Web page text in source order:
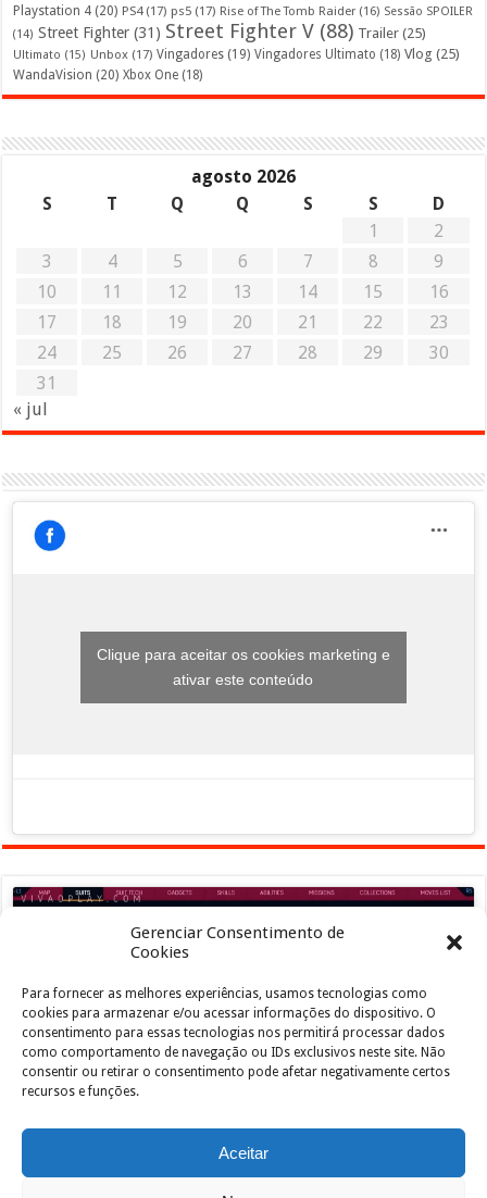
Gerenciar Consentimento de
Cookies
Para fornecer as melhores experiências, usamos tecnologias como
cookies para armazenar e/ou acessar informações do dispositivo. O
consentimento para essas tecnologias nos permitirá processar dados
como comportamento de navegação ou IDs exclusivos neste site. Não
consentir ou retirar o consentimento pode afetar negativamente certos
recursos e funções.
Aceitar
Playstation 4 (20) PS4(17) ps5 (17) Rise of The Tomb Raider (16) Sessão SPOILER
(14) Street Fighter (31) Street Fighter V (88) Trailer (25)
Ultimato (15) Unbox (17) Vingadores (19) Vingadores Ultimato (18) Vlog (25)
WandaVision (20) Xbox One (18)
agosto 2026
S
T Q Q S S
D
1
2
3
4 5 6 7 8
9
10
11 12 13 14 15
16
17
18 19 20 21 22
23
24
25 26 27 28 29
30
31
« jul
Clique para aceitar os cookies marketing e
ativar este conteúdo
Clique para aceitar os cookies marketing e
ativar este conteúdo